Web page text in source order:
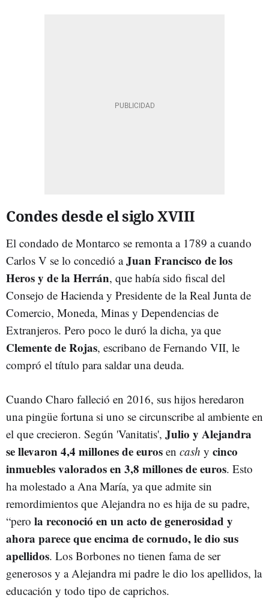
Condes desde el siglo XVIII
El condado de Montarco se remonta a 1789 a cuando
Carlos V se lo concedió aJuan Francisco de los
Heros y de la Herrán, que había sido fiscal del
Consejo de Hacienda y Presidente de la Real Junta de
Comercio, Moneda, Minas y Dependencias de
Extranjeros. Pero poco le duró la dicha, ya que
Clemente de Rojas, escribano de Fernando VII, le
compró el título para saldar una deuda.
Cuando Charo falleció en 2016, sus hijos heredaron
una pingüe fortuna si uno se circunscribe al ambiente en
el que crecieron. Según 'Vanitatis', Julio y Alejandra
se llevaron 4,4 millones de euros en cash y cinco
inmuebles valorados en 3,8 millones de euros. Esto
ha molestado a Ana María, ya que admite sin
remordimientos que Alejandra no es hija de su padre,
“pero la reconoció en un acto de generosidad y
ahora parece que encima de cornudo, le dio sus
apellidos. Los Borbones no tienen fama de ser
generosos y a Alejandra mi padre le dio los apellidos, la
educación y todo tipo de caprichos.